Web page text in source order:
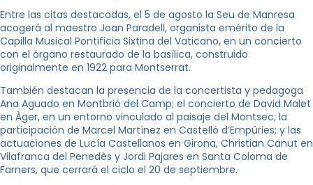
Entre las citas destacadas, el 5 de agosto la Seu de Manresa
acogerá al maestro Joan Paradell, organista emérito de la
Capilla Musical Pontificia Sixtina del Vaticano, en un concierto
con el órgano restaurado de la basílica, construido
originalmente en 1922 para Montserrat.
También destacan la presencia de la concertista y pedagoga
Ana Aguado en Montbrió del Camp; el concierto de David Malet
en Àger, en un entorno vinculado al paisaje del Montsec; la
participación de Marcel Martínez en Castelló d’Empúries; y las
actuaciones de Lucía Castellanos en Girona, Christian Canut en
Vilafranca del Penedès y Jordi Pajares en Santa Coloma de
Farners, que cerrará el ciclo el 20 de septiembre.